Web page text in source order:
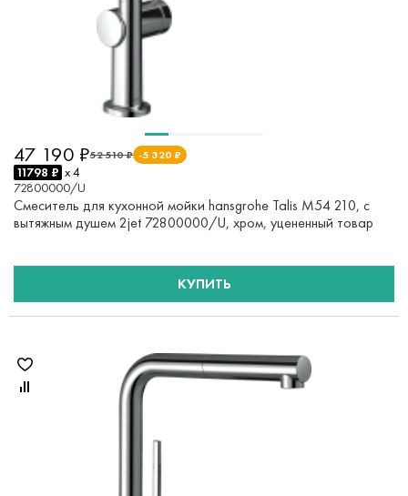
52 510 ₽ -5 320 ₽
47 190 ₽
11798 ₽ x 4
72800000/U
Смеситель для кухонной мойки hansgrohe Talis M54 210, с
вытяжным душем 2jet 72800000/U, хром, уцененный товар
КУПИТЬ